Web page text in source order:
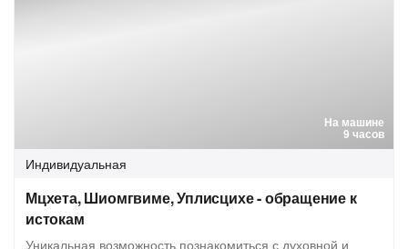
На машине
9 часов
Индивидуальная
Мцхета, Шиомгвиме, Уплисцихе - обращение к
истокам
Уникальная возможность познакомиться с духовной и